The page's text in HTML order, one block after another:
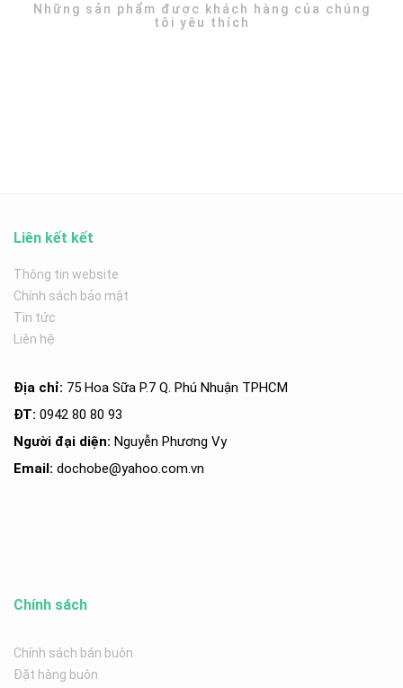
Những sản phẩm được khách hàng của chúng
tôi yêu thích
Liên kết kết
Thông tin website
Chính sách bảo mật
Tin tức
Liên hệ
Địa chỉ: 75 Hoa Sữa P.7 Q. Phú Nhuận TPHCM
ĐT: 0942 80 80 93
Người đại diện: Nguyễn Phương Vy
Email: dochobe@yahoo.com.vn
Chính sách
Chính sách bán buôn
Đặt hàng buôn